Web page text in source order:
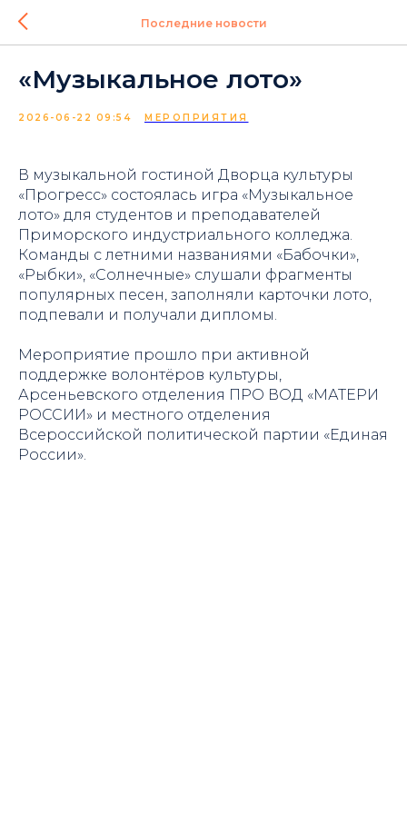
Последние новости
«Музыкальное лото»
2026-06-22 09:54 МЕРОПРИЯТИЯ
В музыкальной гостиной Дворца культуры
«Прогресс» состоялась игра «Музыкальное
лото» для студентов и преподавателей
Приморского индустриального колледжа.
Команды с летними названиями «Бабочки»,
«Рыбки», «Солнечные» слушали фрагменты
популярных песен, заполняли карточки лото,
подпевали и получали дипломы.
Мероприятие прошло при активной
поддержке волонтёров культуры,
Арсеньевского отделения ПРО ВОД «МАТЕРИ
РОССИИ» и местного отделения
Всероссийской политической партии «Единая
России».